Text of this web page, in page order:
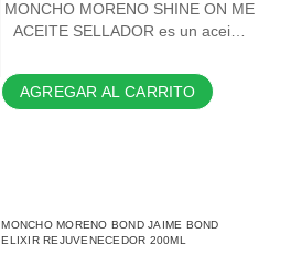
MONCHO MORENO SHINE ON ME
ACEITE SELLADOR es un acei…
AGREGAR AL CARRITO
MONCHO MORENO BOND JAIME BOND
ELIXIR REJUVENECEDOR 200ML